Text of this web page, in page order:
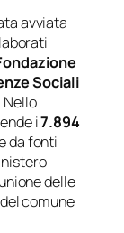
avviata
Sociali
Nello
i7.894
da fonti
delle
comune